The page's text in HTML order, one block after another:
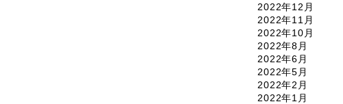
2022年12月
2022年11月
2022年10月
2022年8月
2022年6月
2022年5月
2022年2月
2022年1月